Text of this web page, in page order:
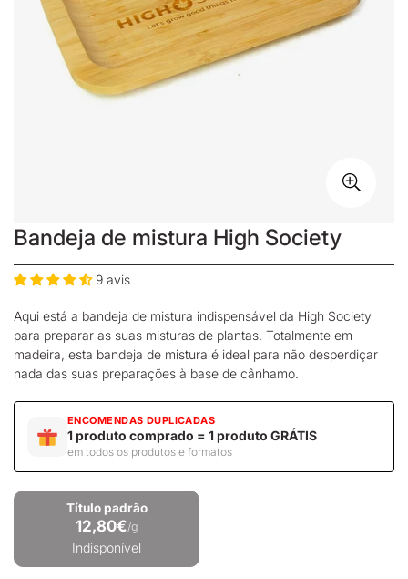
Bandeja de mistura High Society
9 avis
Aqui está a bandeja de mistura indispensável da High Society
para preparar as suas misturas de plantas. Totalmente em
madeira, esta bandeja de mistura é ideal para não desperdiçar
nada das suas preparações à base de cânhamo.
ENCOMENDAS DUPLICADAS
1 produto comprado = 1 produto GRÁTIS
em todos os produtos e formatos
Título padrão
12,80€/g
Indisponível